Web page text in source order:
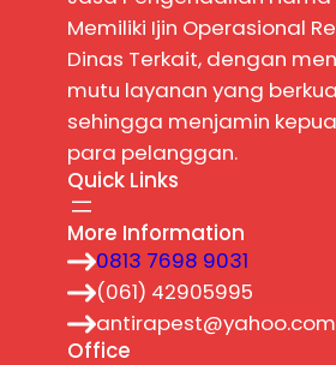
Memiliki Ijin Operasional
Dinas Terkait, dengan
mutu layanan yang
sehingga menjamin
para pelanggan.
Quick Links
More Information
0813 7698 9031
(061) 42905995
antirapest@yahoo.com
Office